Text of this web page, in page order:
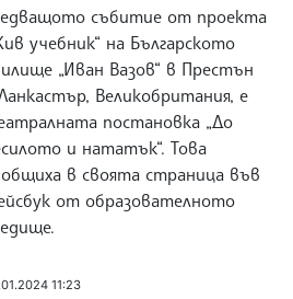
събитие от проекта
учебник“ на Българското
„Иван Вазов“ в Престън
Великобритания, е
постановка „До
и нататък“. Това
в своята страница във
от образователното
11:23